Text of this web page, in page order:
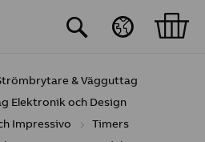
& Vägguttag
Elektronik och Design
Impressivo
Timers